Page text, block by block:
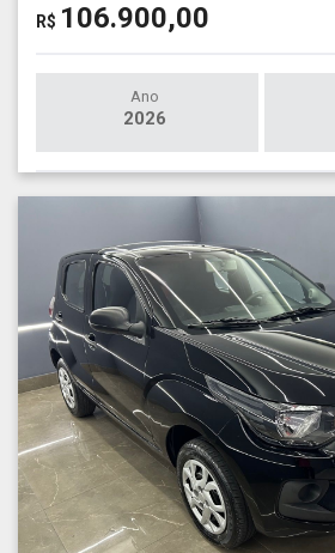
R$ 106.900,00
Ano
2026